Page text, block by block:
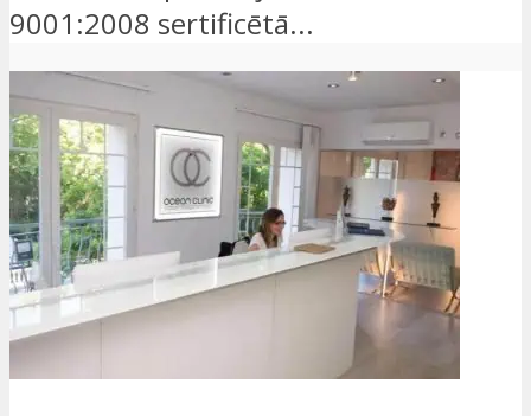
9001:2008 sertificētā...